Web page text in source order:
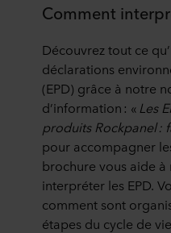
Comment
Découvrez tout ce
déclarations
(EPD) grâce à notre
d’information : « Les
produits Rockpanel :
pour accompagner
brochure vous aide
interpréter les EPD.
comment sont
étapes du cycle de